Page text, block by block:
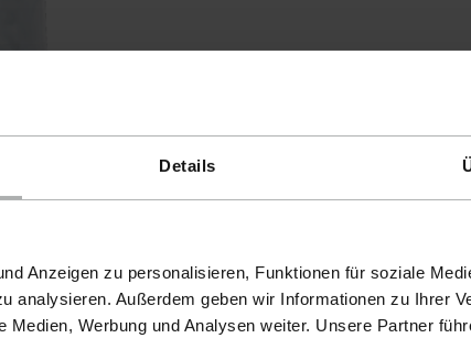
Details
Anzeigen zu personalisieren, Funktionen für soziale
analysieren. Außerdem geben wir Informationen zu Ihrer
Medien, Werbung und Analysen weiter. Unsere Partner